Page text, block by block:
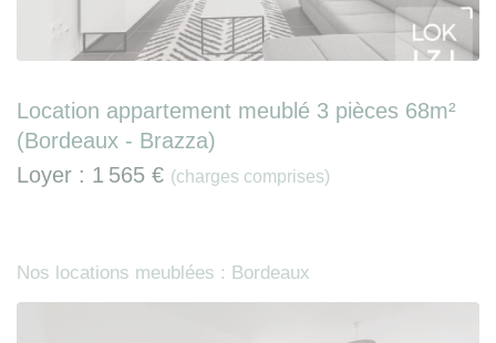
Location appartement meublé 3 pièces 68m²
(Bordeaux - Brazza)
Loyer : 1 565 € (charges comprises)
Nos locations meublées : Bordeaux